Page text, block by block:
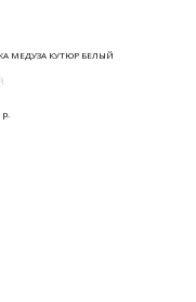
МЕДУЗА КУТЮР БЕЛЫЙ
р.